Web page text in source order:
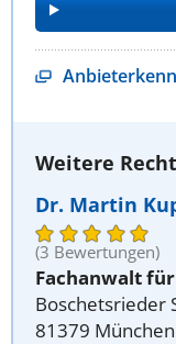
Weitere
Dr. Martin
(3 Bewertungen)
Fachanwalt
Boschetsrieder
81379 München